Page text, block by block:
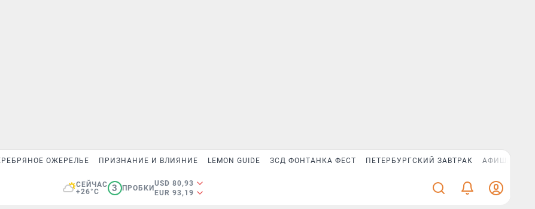
ОЖЕРЕЛЬЕ ПРИЗНАНИЕ И ВЛИЯНИЕ LEMON GUIDE ЗСД ФОНТАНКА ФЕСТ ПЕТЕРБУРГСКИЙ ЗАВТРАК АФИША PLUS
СЕЙЧАС
+26°C
3 ПРОБКИ
USD 80,93
EUR 93,19